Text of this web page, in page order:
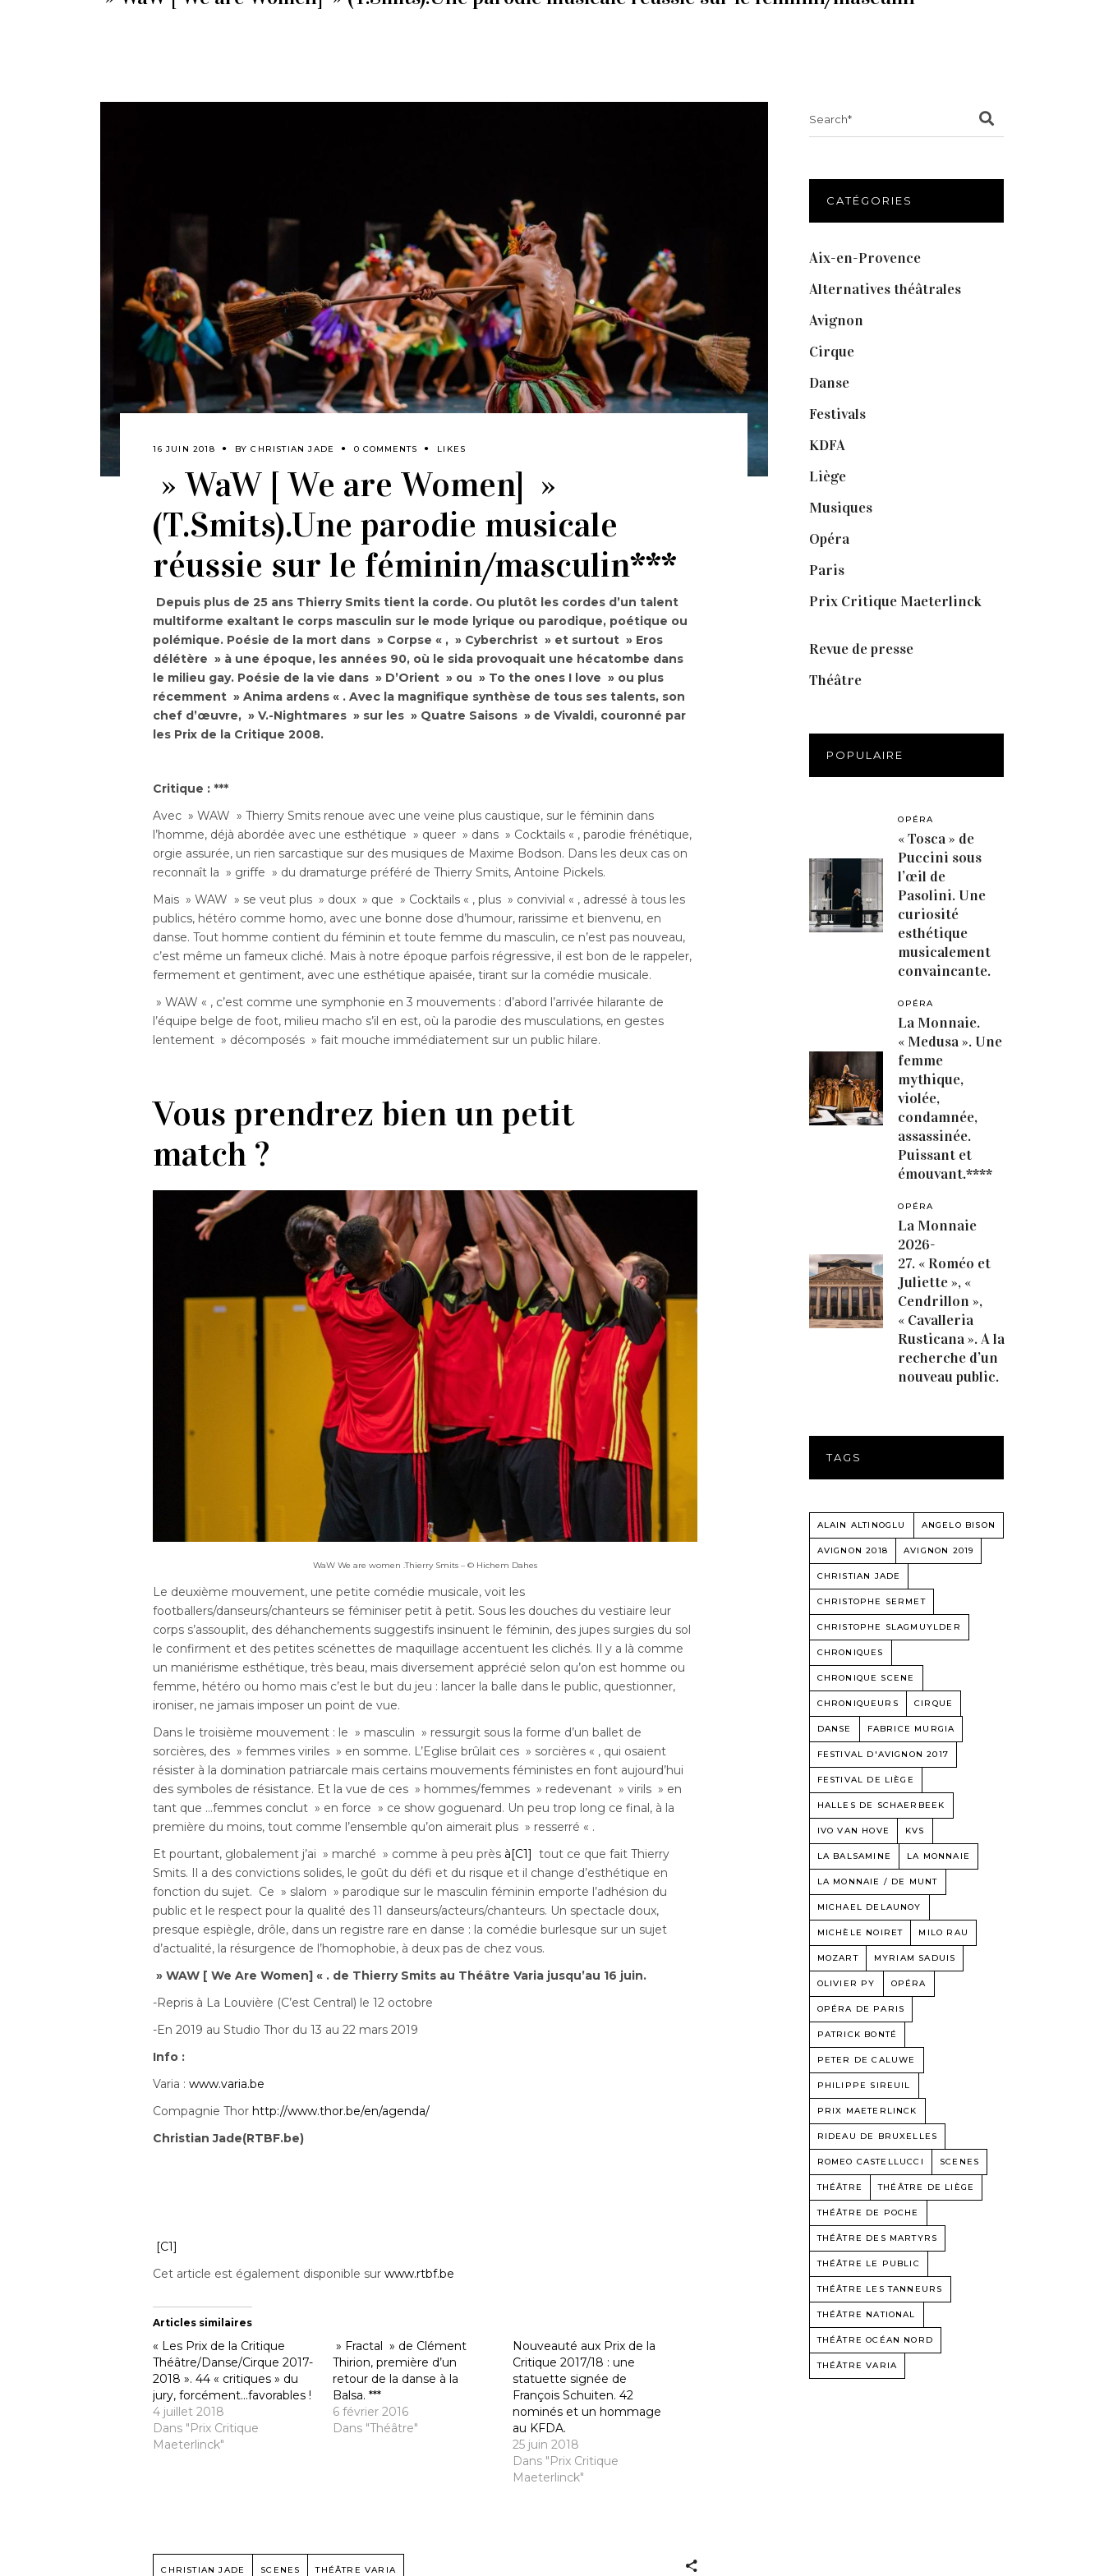
16 JUIN 2018 BYCHRISTIAN JADE 0 COMMENTS LIKES
» WaW [ We are Women] »
(T.Smits).Une parodie musicale
réussie sur le féminin/masculin***
Depuis plus de 25 ans Thierry Smits tient la corde. Ou plutôt les cordes d’un talent
multiforme exaltant le corps masculin sur le mode lyrique ou parodique, poétique ou
polémique. Poésie de la mort dans » Corpse « , » Cyberchrist » et surtout » Eros
délétère » à une époque, les années 90, où le sida provoquait une hécatombe dans
le milieu gay. Poésie de la vie dans » D’Orient » ou » To the ones I love » ou plus
récemment » Anima ardens « . Avec la magnifique synthèse de tous ses talents, son
chef d’œuvre, » V.-Nightmares » sur les » Quatre Saisons » de Vivaldi, couronné par
les Prix de la Critique 2008.
Critique : ***
Avec » WAW » Thierry Smits renoue avec une veine plus caustique, sur le féminin dans
l’homme, déjà abordée avec une esthétique » queer » dans » Cocktails « , parodie frénétique,
orgie assurée, un rien sarcastique sur des musiques de Maxime Bodson. Dans les deux cas on
reconnaît la » griffe » du dramaturge préféré de Thierry Smits, Antoine Pickels.
Mais » WAW » se veut plus » doux » que » Cocktails « , plus » convivial « , adressé à tous les
publics, hétéro comme homo, avec une bonne dose d’humour, rarissime et bienvenu, en
danse. Tout homme contient du féminin et toute femme du masculin, ce n’est pas nouveau,
c’est même un fameux cliché. Mais à notre époque parfois régressive, il est bon de le rappeler,
fermement et gentiment, avec une esthétique apaisée, tirant sur la comédie musicale.
» WAW « , c’est comme une symphonie en 3 mouvements : d’abord l’arrivée hilarante de
l’équipe belge de foot, milieu macho s’il en est, où la parodie des musculations, en gestes
lentement » décomposés » fait mouche immédiatement sur un public hilare.
Vous prendrez bien un petit
match ?
WaW We are women .Thierry Smits – © Hichem Dahes
Le deuxième mouvement, une petite comédie musicale, voit les
footballers/danseurs/chanteurs se féminiser petit à petit. Sous les douches du vestiaire leur
corps s’assouplit, des déhanchements suggestifs insinuent le féminin, des jupes surgies du sol
le confirment et des petites scénettes de maquillage accentuent les clichés. Il y a là comme
un maniérisme esthétique, très beau, mais diversement apprécié selon qu’on est homme ou
femme, hétéro ou homo mais c’est le but du jeu : lancer la balle dans le public, questionner,
ironiser, ne jamais imposer un point de vue.
Dans le troisième mouvement : le » masculin » ressurgit sous la forme d’un ballet de
sorcières, des » femmes viriles » en somme. L’Eglise brûlait ces » sorcières « , qui osaient
résister à la domination patriarcale mais certains mouvements féministes en font aujourd’hui
des symboles de résistance. Et la vue de ces » hommes/femmes » redevenant » virils » en
tant que …femmes conclut » en force » ce show goguenard. Un peu trop long ce final, à la
première du moins, tout comme l’ensemble qu’on aimerait plus » resserré « .
Et pourtant, globalement j’ai » marché » comme à peu près à[C1] tout ce que fait Thierry
Smits. Il a des convictions solides, le goût du défi et du risque et il change d’esthétique en
fonction du sujet. Ce » slalom » parodique sur le masculin féminin emporte l’adhésion du
public et le respect pour la qualité des 11 danseurs/acteurs/chanteurs. Un spectacle doux,
presque espiègle, drôle, dans un registre rare en danse : la comédie burlesque sur un sujet
d’actualité, la résurgence de l’homophobie, à deux pas de chez vous.
» WAW [ We Are Women] « . de Thierry Smits au Théâtre Varia jusqu’au 16 juin.
-Repris à La Louvière (C’est Central) le 12 octobre
-En 2019 au Studio Thor du 13 au 22 mars 2019
Info :
Varia :www.varia.be
Compagnie Thorhttp://www.thor.be/en/agenda/
Christian Jade(RTBF.be)
[C1]
Cet article est également disponible surwww.rtbf.be
Articles similaires
« Les Prix de la Critique
Théâtre/Danse/Cirque 2017-
2018 ». 44 « critiques » du
jury, forcément…favorables !
4 juillet 2018
Dans "Prix Critique
Maeterlinck"
» Fractal » de Clément
Thirion, première d’un
retour de la danse à la
Balsa. ***
6 février 2016
Dans "Théâtre"
Nouveauté aux Prix de la
Critique 2017/18 : une
statuette signée de
François Schuiten. 42
nominés et un hommage
au KFDA.
25 juin 2018
Dans "Prix Critique
Maeterlinck"
CHRISTIAN JADE SCENES THÉÂTRE VARIA
CATÉGORIES
Aix-en-Provence(20)
Alternatives théâtrales(1)
Avignon
Cirque(8)
Danse(30)
Festivals(6)
KDFA(3)
Liège(9)
Musiques(1)
Opéra(56)
Paris(14)
Prix Critique Maeterlinck
Revue de presse(1)
Théâtre(386)
POPULAIRE
OPÉRA
« Tosca » de
Puccini sous
l’œil de
Pasolini. Une
curiosité
esthétique
musicalement
convaincante.
OPÉRA
La Monnaie.
« Medusa ». Une
femme
mythique,
violée,
condamnée,
assassinée.
Puissant et
émouvant.****
OPÉRA
La Monnaie
2026-
27. « Roméo et
Juliette », «
Cendrillon »,
« Cavalleria
Rusticana ». A la
recherche d’un
nouveau public.
TAGS
ALAIN ALTINOGLU ANGELO BISON
AVIGNON 2018 AVIGNON 2019
CHRISTIAN JADE
CHRISTOPHE SERMET
CHRISTOPHE SLAGMUYLDER
CHRONIQUES
CHRONIQUE SCENE
CHRONIQUEURS CIRQUE
DANSE FABRICE MURGIA
FESTIVAL D'AVIGNON 2017
FESTIVAL DE LIÈGE
HALLES DE SCHAERBEEK
IVO VAN HOVE KVS
LA BALSAMINE LA MONNAIE
LA MONNAIE / DE MUNT
MICHAEL DELAUNOY
MICHÈLE NOIRET MILO RAU
MOZART MYRIAM SADUIS
OLIVIER PY OPÉRA
OPÉRA DE PARIS
PATRICK BONTÉ
PETER DE CALUWE
PHILIPPE SIREUIL
PRIX MAETERLINCK
RIDEAU DE BRUXELLES
ROMEO CASTELLUCCI SCENES
THÉÂTRE THÉÂTRE DE LIÈGE
THÉÂTRE DE POCHE
THÉÂTRE DES MARTYRS
THÉÂTRE LE PUBLIC
THÉÂTRE LES TANNEURS
THÉÂTRE NATIONAL
THÉÂTRE OCÉAN NORD
THÉÂTRE VARIA